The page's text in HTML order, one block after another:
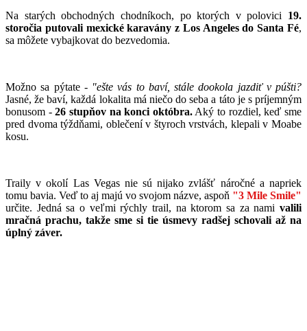
Na starých obchodných chodníkoch, po ktorých v polovici 19.
storočia putovali mexické karavány z Los Angeles do Santa Fé,
sa môžete vybajkovat do bezvedomia.
Možno sa pýtate - "ešte vás to baví, stále dookola jazdiť v púšti?
Jasné, že baví, každá lokalita má niečo do seba a táto je s príjemným
bonusom -26 stupňov na konci októbra.Aký to rozdiel, keď sme
pred dvoma týždňami, oblečení v štyroch vrstvách, klepali v Moabe
kosu.
Traily v okolí Las Vegas nie sú nijako zvlášť náročné a napriek
tomu bavia. Veď to aj majú vo svojom názve, aspoň "3 Mile Smile"
určite. Jedná sa o veľmi rýchly trail, na ktorom sa za nami valili
mračná prachu, takže sme si tie úsmevy radšej schovali až na
úplný záver.